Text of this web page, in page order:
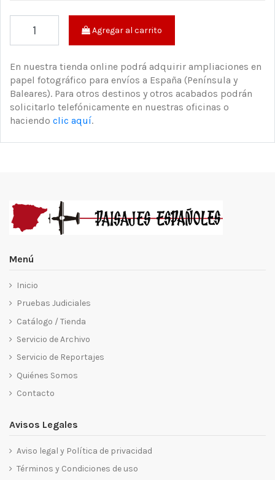
Agregar al carrito
En nuestra tienda online podrá adquirir ampliaciones en
papel fotográfico para envíos a España (Península y
Baleares). Para otros destinos y otros acabados podrán
solicitarlo telefónicamente en nuestras oficinas o
haciendo clic aquí.
Menú
Inicio
Pruebas Judiciales
Catálogo / Tienda
Servicio de Archivo
Servicio de Reportajes
Quiénes Somos
Contacto
Avisos Legales
Aviso legal y Política de privacidad
Términos y Condiciones de uso